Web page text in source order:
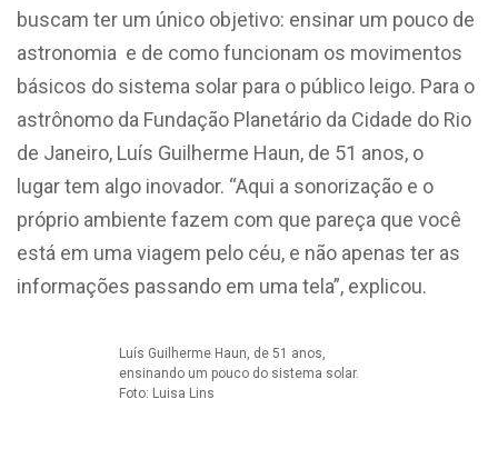
buscam ter um único objetivo: ensinar um pouco de
astronomia e de como funcionam os movimentos
básicos do sistema solar para o público leigo. Para o
astrônomo da Fundação Planetário da Cidade do Rio
de Janeiro, Luís Guilherme Haun, de 51 anos, o
lugar tem algo inovador. “Aqui a sonorização e o
próprio ambiente fazem com que pareça que você
está em uma viagem pelo céu, e não apenas ter as
informações passando em uma tela”, explicou.
Luís Guilherme Haun, de 51 anos,
ensinando um pouco do sistema solar.
Foto: Luisa Lins